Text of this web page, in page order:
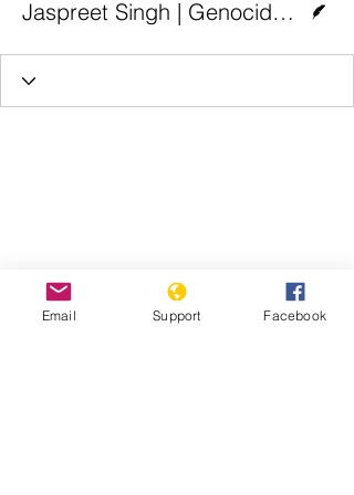
Jaspreet Singh | Genocide Watch
Email Support Facebook